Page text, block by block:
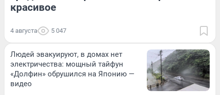
красивое
4 августа 5 047
Людей эвакуируют, в домах нет
электричества: мощный тайфун
«Долфин» обрушился на Японию —
видео